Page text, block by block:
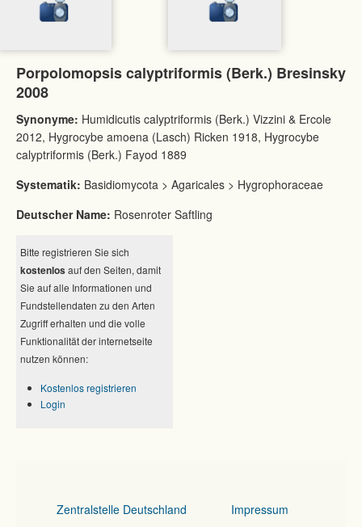
Porpolomopsis calyptriformis (Berk.) Bresinsky
2008
Synonyme: Humidicutis calyptriformis (Berk.) Vizzini & Ercole
2012, Hygrocybe amoena (Lasch) Ricken 1918, Hygrocybe
calyptriformis (Berk.) Fayod 1889
Systematik: Basidiomycota > Agaricales > Hygrophoraceae
Deutscher Name: Rosenroter Saftling
Bitte registrieren Sie sich
kostenlos auf den Seiten, damit
Sie auf alle Informationen und
Fundstellendaten zu den Arten
Zugriff erhalten und die volle
Funktionalität der internetseite
nutzen können:
Kostenlos registrieren
Login
Zentralstelle Deutschland Impressum